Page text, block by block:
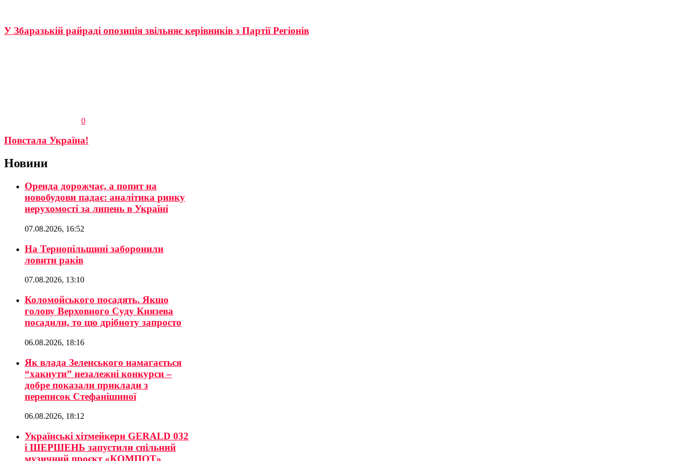
У Збаразькій райраді опозиція звільняє керівників з Партії Регіонів
0
Повстала Україна!
Новини
Оренда дорожчає, а попит на
новобудови падає: аналітика ринку
нерухомості за липень в Україні
07.08.2026, 16:52
На Тернопільщині заборонили
ловити раків
07.08.2026, 13:10
Коломойського посадять. Якщо
голову Верховного Суду Князева
посадили, то цю дрібноту запросто
06.08.2026, 18:16
Як влада Зеленського намагається
“хакнути” незалежні конкурси –
добре показали приклади з
переписок Стефанішиної
06.08.2026, 18:12
Українські хітмейкери GERALD 032
і ШЕРШЕНЬ запустили спільний
музичний проєкт «КОМПОТ»